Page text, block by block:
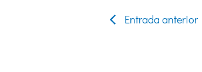
Entrada anterior